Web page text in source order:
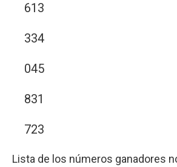
613
334
045
831
723
Lista de los números ganadores